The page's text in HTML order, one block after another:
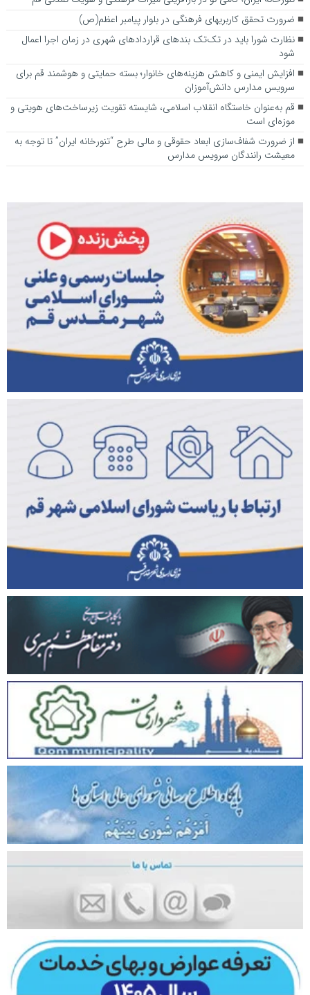
ضرورت تحقق کاربری­های فرهنگی در بلوار پیامبر اعظم(ص)
نظارت شورا باید در تک‌تک بندهای قراردادهای شهری در زمان اجرا اعمال
شود
افزایش ایمنی و کاهش هزینه‌های خانوار؛ بسته حمایتی و هوشمند قم برای
سرویس مدارس دانش‌آموزان
قم به‌عنوان خاستگاه انقلاب اسلامی، شایسته تقویت زیرساخت‌های هویتی و
موزه‌ای است
از ضرورت شفاف‌سازی ابعاد حقوقی و مالی طرح “تنورخانه ایران” تا توجه به
معیشت رانندگان سرویس مدارس